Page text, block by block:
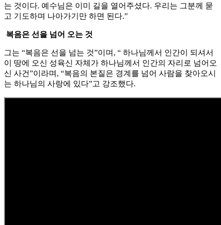
는 것이다. 예수님은 이미 길을 열어주셨다. 우리는 그분께 묻
고 기도하며 나아가기만 하면 된다.”
복음은 선을 넘어 오는 것
그는 “복음은 선을 넘는 것”이며, “ 하나님께서 인간이 되셔서
이 땅에 오신 성육신 자체가 하나님께서 인간의 자리로 넘어오
신 사건”이라며, “복음의 본질은 경계를 넘어 사람을 찾아오시
는 하나님의 사랑에 있다”고 강조했다.